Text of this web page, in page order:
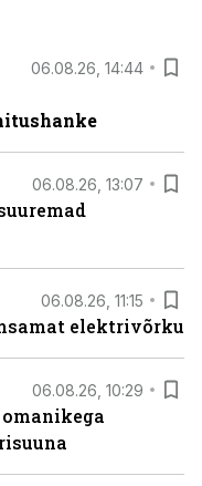
06.08.26, 14:44
06.08.26, 13:07
06.08.26, 11:15
elektrivõrku
06.08.26, 10:29
omanikega